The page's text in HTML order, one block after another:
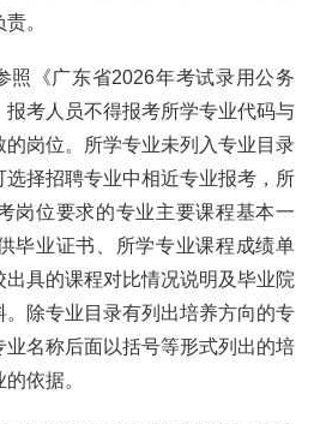
。
照《广东省2026年考试录用公务
报考人员不得报考所学专业代码与
岗位。所学专业未列入专业目录
选择招聘专业中相近专业报考，所
岗位要求的专业主要课程基本一
毕业证书、所学专业课程成绩单
出具的课程对比情况说明及毕业院
除专业目录有列出培养方向的专
名称后面以括号等形式列出的培
依据。